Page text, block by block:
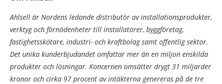
Ahlsell är Nordens ledande distributör av installationsprodukter,
verktyg och förnödenheter till installatörer, byggföretag,
fastighetsskötare, industri- och kraftbolag samt offentlig sektor.
Det unika kunderbjudandet omfattar mer än en miljon enskilda
produkter och lösningar. Koncernen omsätter drygt 31 miljarder
kronor och cirka 97 procent av intäkterna genereras på de tre